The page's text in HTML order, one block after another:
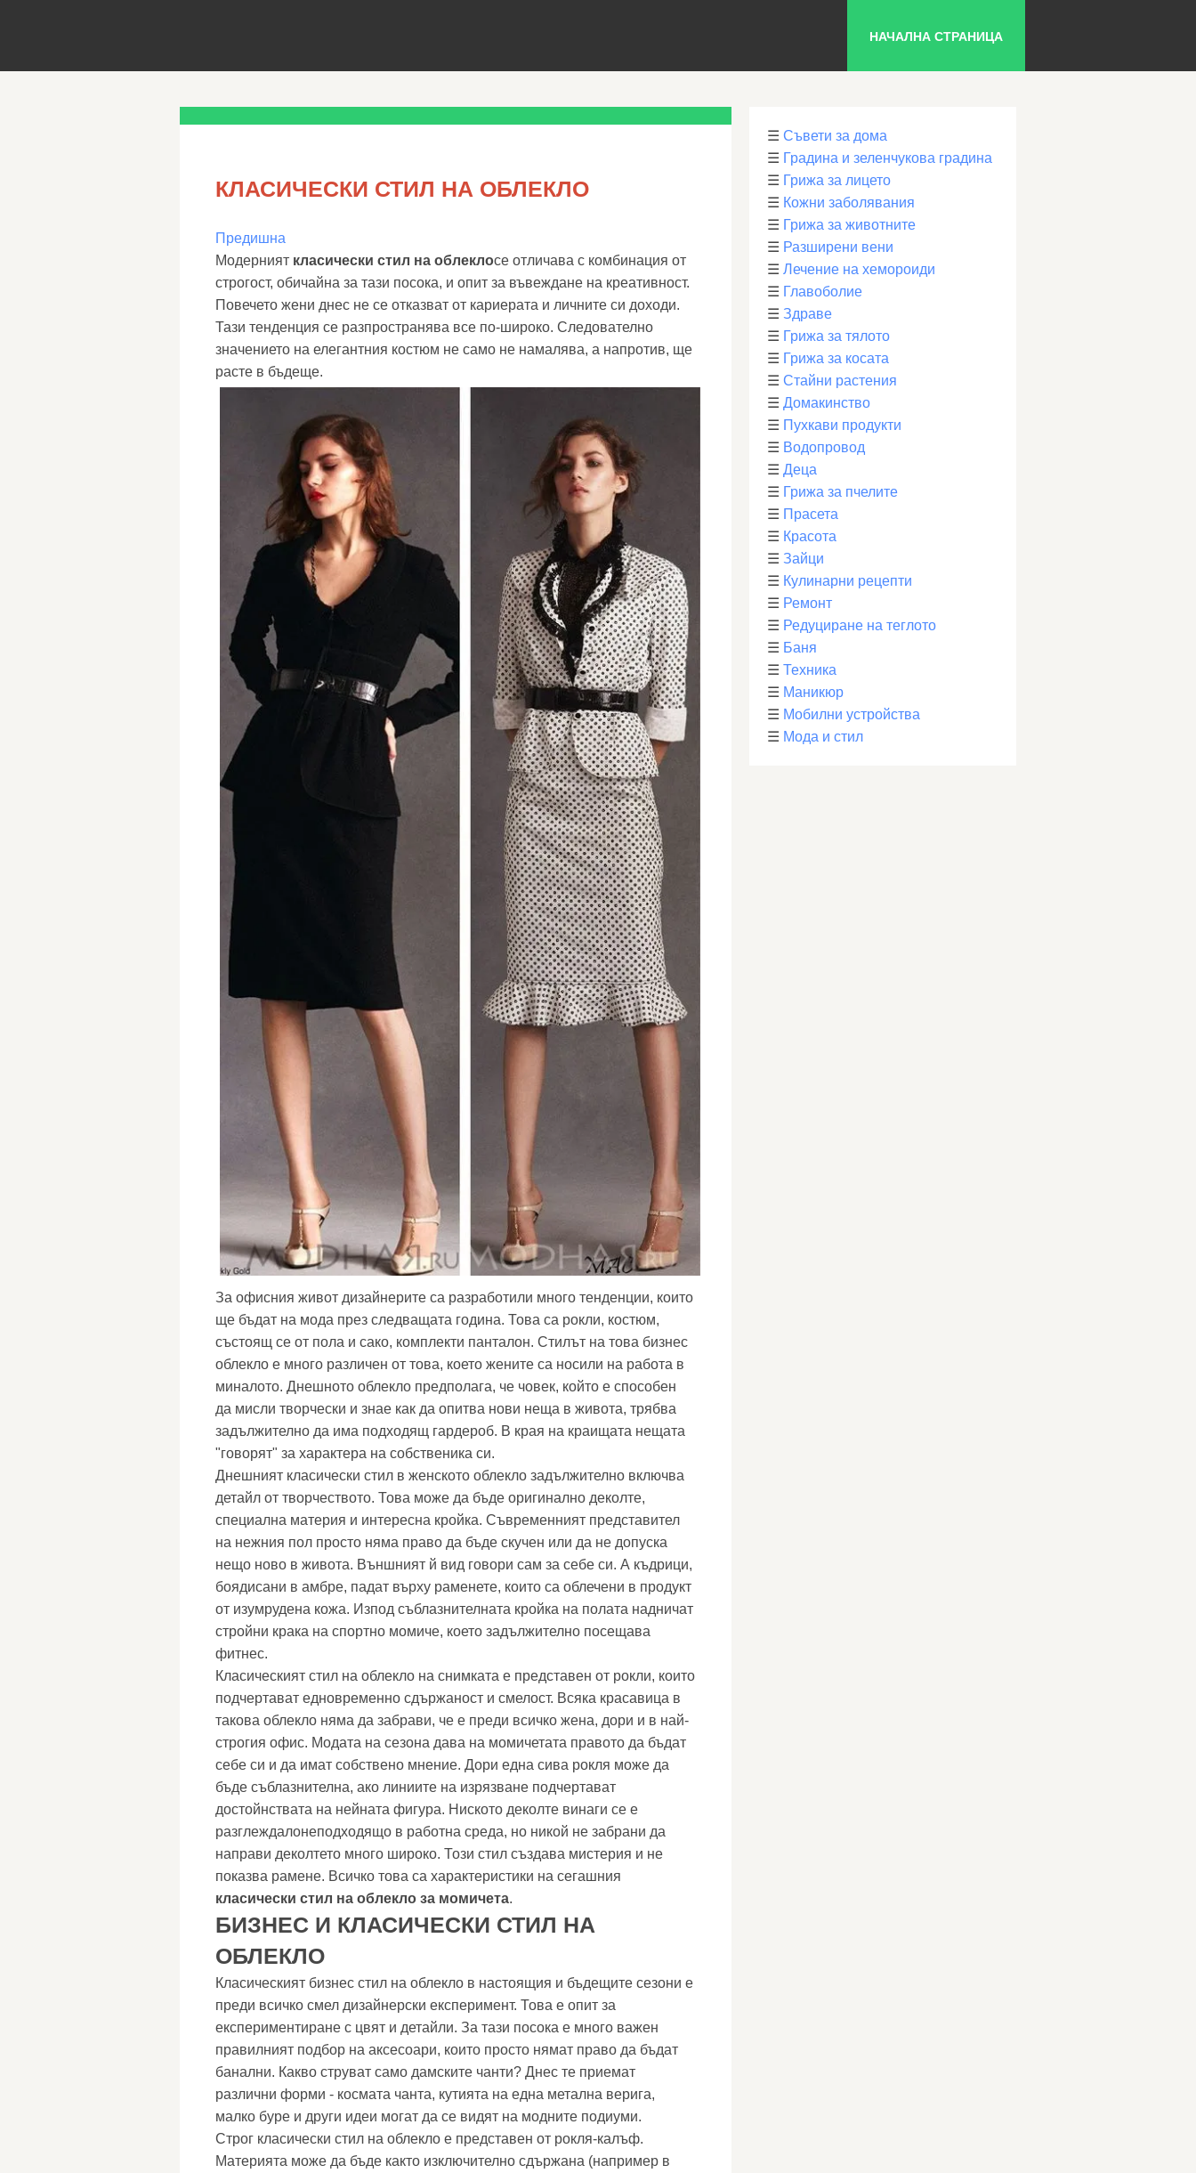
НАЧАЛНА СТРАНИЦА
КЛАСИЧЕСКИ СТИЛ НА ОБЛЕКЛО
Предишна
Модерният класически стил на облеклосе отличава с комбинация от
строгост, обичайна за тази посока, и опит за въвеждане на креативност.
Повечето жени днес не се отказват от кариерата и личните си доходи.
Тази тенденция се разпространява все по-широко. Следователно
значението на елегантния костюм не само не намалява, а напротив, ще
расте в бъдеще.
За офисния живот дизайнерите са разработили много тенденции, които
ще бъдат на мода през следващата година. Това са рокли, костюм,
състоящ се от пола и сако, комплекти панталон. Стилът на това бизнес
облекло е много различен от това, което жените са носили на работа в
миналото. Днешното облекло предполага, че човек, който е способен
да мисли творчески и знае как да опитва нови неща в живота, трябва
задължително да има подходящ гардероб. В края на краищата нещата
"говорят" за характера на собственика си.
Днешният класически стил в женското облекло задължително включва
детайл от творчеството. Това може да бъде оригинално деколте,
специална материя и интересна кройка. Съвременният представител
на нежния пол просто няма право да бъде скучен или да не допуска
нещо ново в живота. Външният й вид говори сам за себе си. А къдрици,
боядисани в амбре, падат върху раменете, които са облечени в продукт
от изумрудена кожа. Изпод съблазнителната кройка на полата надничат
стройни крака на спортно момиче, което задължително посещава
фитнес.
Класическият стил на облекло на снимката е представен от рокли, които
подчертават едновременно сдържаност и смелост. Всяка красавица в
такова облекло няма да забрави, че е преди всичко жена, дори и в най-
строгия офис. Модата на сезона дава на момичетата правото да бъдат
себе си и да имат собствено мнение. Дори една сива рокля може да
бъде съблазнителна, ако линиите на изрязване подчертават
достойнствата на нейната фигура. Ниското деколте винаги се е
разглеждалонеподходящо в работна среда, но никой не забрани да
направи деколтето много широко. Този стил създава мистерия и не
показва рамене. Всичко това са характеристики на сегашния
класически стил на облекло за момичета.
БИЗНЕС И КЛАСИЧЕСКИ СТИЛ НА
ОБЛЕКЛО
Класическият бизнес стил на облекло в настоящия и бъдещите сезони е
преди всичко смел дизайнерски експеримент. Това е опит за
експериментиране с цвят и детайли. За тази посока е много важен
правилният подбор на аксесоари, които просто нямат право да бъдат
банални. Какво струват само дамските чанти? Днес те приемат
различни форми - космата чанта, кутията на една метална верига,
малко буре и други идеи могат да се видят на модните подиуми.
Строг класически стил на облекло е представен от рокля-калъф.
Материята може да бъде както изключително сдържана (например в
☰ Съвети за дома
☰ Градина и зеленчукова градина
☰ Грижа за лицето
☰ Кожни заболявания
☰ Грижа за животните
☰ Разширени вени
☰ Лечение на хемороиди
☰ Главоболие
☰ Здраве
☰ Грижа за тялото
☰ Грижа за косата
☰ Стайни растения
☰ Домакинство
☰ Пухкави продукти
☰ Водопровод
☰ Деца
☰ Грижа за пчелите
☰ Прасета
☰ Красота
☰ Зайци
☰ Кулинарни рецепти
☰ Ремонт
☰ Редуциране на теглото
☰ Баня
☰ Техника
☰ Маникюр
☰ Мобилни устройства
☰ Мода и стил